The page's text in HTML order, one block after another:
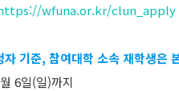
wfuna.or.kr/clun_apply
기준, 참여대학 소속 재학생은
6일(일)까지